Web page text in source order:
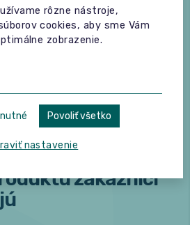
kto napíše hodnotenie.
zákazníci
rôzne nástroje,
cookies, aby sme Vám
zobrazenie.
Povoliť všetko
nastavenie